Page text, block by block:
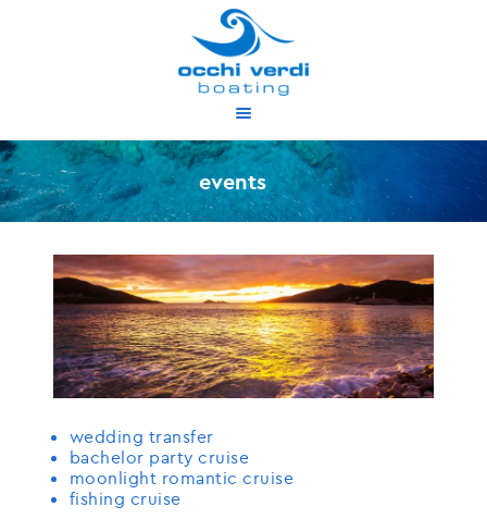
events
about us
services
our boats
availability
contact
gr
en
wedding transfer
bachelor party cruise
moonlight romantic cruise
fishing cruise